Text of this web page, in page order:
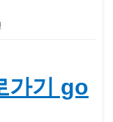
가기 go